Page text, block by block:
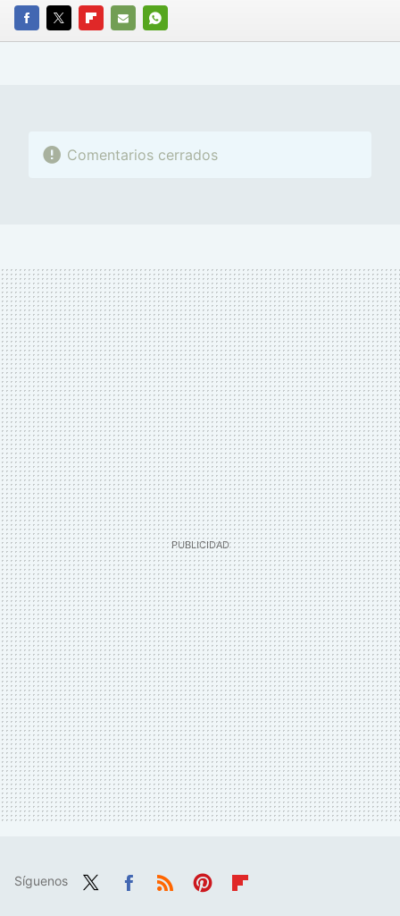
FACEBOOK
TWITTERFLIPBOARD
E-
WHATSAPP
Comentarios cerrados
Síguenos